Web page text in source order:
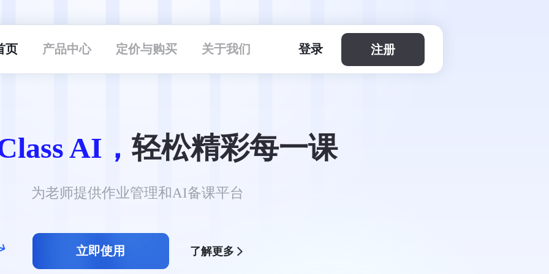
页 产品中心 定价与购买 关于我们 登录 注册
AI， 轻松精彩每一课
为老师提供作业管理和AI备课平台
立即使用 了解更多